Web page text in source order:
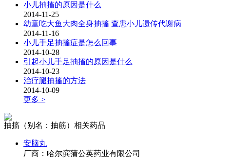
小儿抽搐的原因是什么
2014-11-25
幼童吃大鱼大肉全身抽搐 查患小儿遗传代谢病
2014-11-16
小儿手足抽搐症是怎么回事
2014-10-28
引起小儿手足抽搐的原因是什么
2014-10-23
治疗腿抽搐的方法
2014-10-09
更多 >
抽搐（别名：抽筋）相关药品
安脑丸
厂商：哈尔滨蒲公英药业有限公司